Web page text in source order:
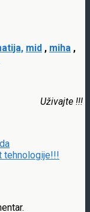
mid , miha ,
Uživajte !!!
tehnologije!!!